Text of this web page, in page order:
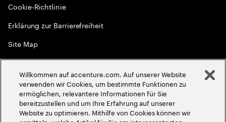
Cookie-Richtlinie
Erklärung zur Barrierefreiheit
Site Map
Globale Meritokratie
2026Accenture. Alle Rechte vorbehalten
Willkommen auf accenture.com. Auf unserer Website
verwenden wir Cookies, um bestimmte Funktionen zu
ermöglichen, relevantere Informationen für Sie
bereitzustellen und um Ihre Erfahrung auf unserer
Website zu optimieren. Mithilfe von Cookies können wir